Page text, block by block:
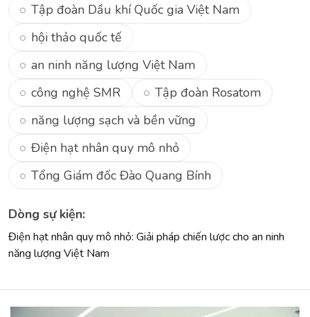
Tập đoàn Dầu khí Quốc gia Việt Nam
hội thảo quốc tế
an ninh năng lượng Việt Nam
công nghệ SMR
Tập đoàn Rosatom
năng lượng sạch và bền vững
Điện hạt nhân quy mô nhỏ
Tổng Giám đốc Đào Quang Bính
Dòng sự kiện:
Điện hạt nhân quy mô nhỏ: Giải pháp chiến lược cho an ninh
năng lượng Việt Nam